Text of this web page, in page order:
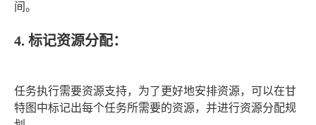
间。
4. 标记资源分配：
任务执行需要资源支持，为了更好地安排资源，可以在甘
特图中标记出每个任务所需要的资源，并进行资源分配规